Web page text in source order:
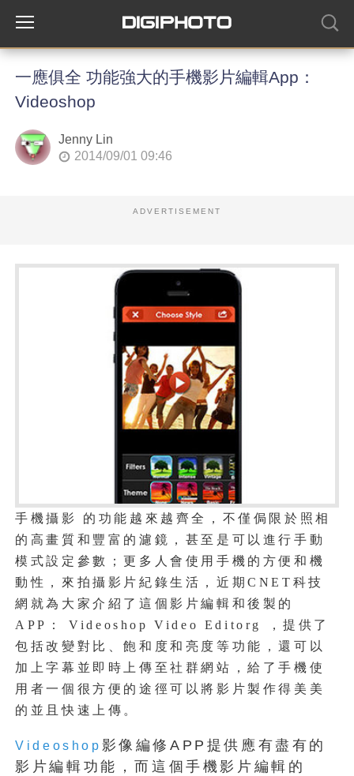
一應俱全 功能強大的手機影片編輯App：
Videoshop
Jenny Lin
2014/09/01 09:46
ADVERTISEMENT
手機攝影 的功能越來越齊全，不僅侷限於照相
的高畫質和豐富的濾鏡，甚至是可以進行手動
模式設定參數；更多人會使用手機的方便和機
動性，來拍攝影片紀錄生活，近期CNET科技
網就為大家介紹了這個影片編輯和後製的
APP： Videoshop Video Editorg ，提供了
包括改變對比、飽和度和亮度等功能，還可以
加上字幕並即時上傳至社群網站，給了手機使
用者一個很方便的途徑可以將影片製作得美美
的並且快速上傳。
Videoshop 影像編修APP提供應有盡有的
影片編輯功能，而這個手機影片編輯的